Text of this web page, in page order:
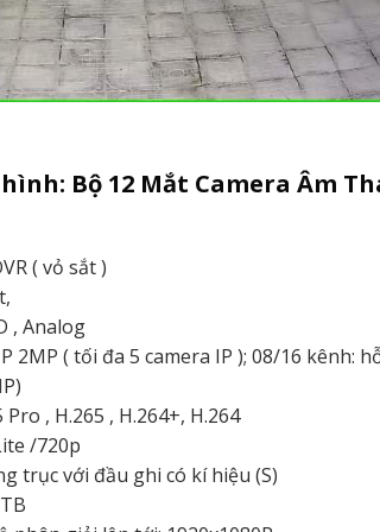
Bộ 12 Mắt Camera Âm
( vỏ sắt )
, Analog
2MP ( tối đa 5 camera IP ); 08/16 kênh:
, H.265 , H.264+, H.264
/720p
trục với đầu ghi có kí hiệu (S)